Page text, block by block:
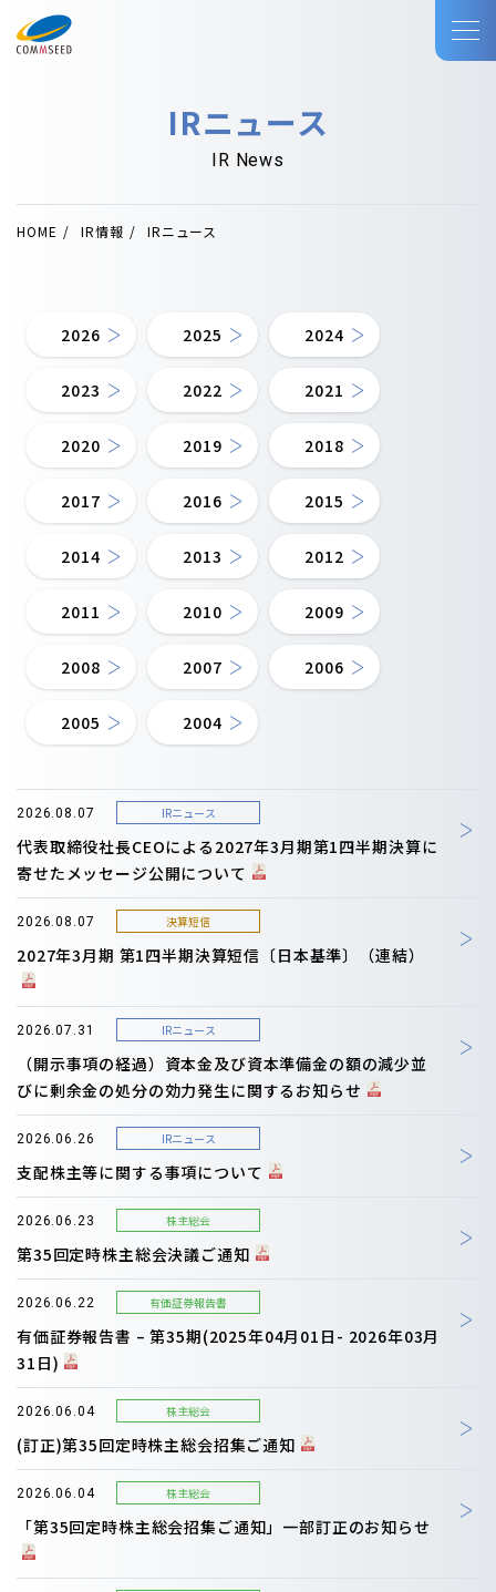
IRニュース
IR News
HOME IR情報 IRニュース
2026 2025 2024
2023 2022 2021
2020 2019 2018
2017 2016 2015
2014 2013 2012
2011 2010 2009
2008 2007 2006
2005 2004
2026.08.07 IRニュース
代表取締役社長CEOによる2027年3月期第1四半期決算に
寄せたメッセージ公開について
2026.08.07 決算短信
2027年3月期 第1四半期決算短信〔日本基準〕（連結）
2026.07.31 IRニュース
（開示事項の経過）資本金及び資本準備金の額の減少並
びに剰余金の処分の効力発生に関するお知らせ
2026.06.26 IRニュース
支配株主等に関する事項について
2026.06.23 株主総会
第35回定時株主総会決議ご通知
2026.06.22 有価証券報告書
有価証券報告書 – 第35期(2025年04月01日- 2026年03月
31日)
2026.06.04 株主総会
(訂正)第35回定時株主総会招集ご通知
2026.06.04 株主総会
「第35回定時株主総会招集ご通知」一部訂正のお知らせ